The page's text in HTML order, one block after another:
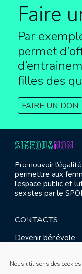
Nous utilisons des
Faire
Par
permet
filles des
FAIRE UN DON
Promouvoir l’égalité,
permettre aux
l’espace public et
sexistes par le
CONTACTS
Devenir bénévole
Contact